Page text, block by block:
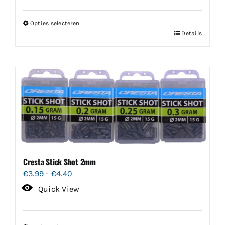
Opties selecteren
meerdere
variaties.
Deze
optie
kan
gekozen
worden
op
de
Details
Cresta Stick Shot 2mm
€3.99 - €4.40
€3.99
€4.40
Quick View